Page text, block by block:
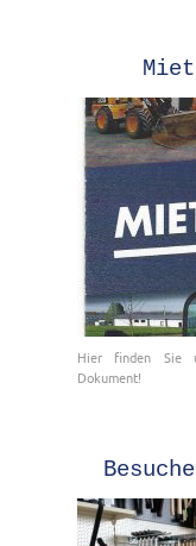
Hier finden Sie
Dokument!